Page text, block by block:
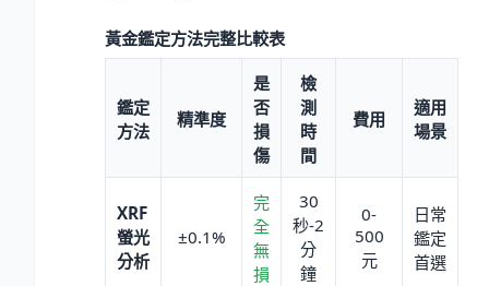
黃金鑑定方法完整比較表
鑑定
方法
精準度
是
否
損
傷
檢
測
時
間
費用
適用
場景
XRF
螢光
分析
±0.1%
完
全
無
損
30
秒-2
分
鐘
0-
500
元
日常
鑑定
首選